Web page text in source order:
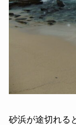
砂浜が途切れる